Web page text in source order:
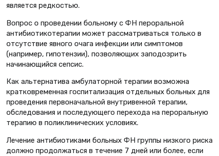
является редкостью.
Вопрос о проведении больному с ФН пероральной
антибиотикотерапии может рассматриваться только в
отсутствие явного очага инфекции или симптомов
(например, гипотензии), позволяющих заподозрить
начинающийся сепсис.
Как альтернатива амбулаторной терапии возможна
кратковременная госпитализация отдельных больных для
проведения первоначальной внутривенной терапии,
обследования и последующего перехода на пероральную
терапию в поликлинических условиях.
Лечение антибиотиками больных ФН группы низкого риска
должно продолжаться в течение 7 дней или более, если